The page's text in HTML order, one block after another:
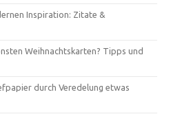
Inspiration: Zitate &
Weihnachtskarten? Tipps und
durch Veredelung etwas